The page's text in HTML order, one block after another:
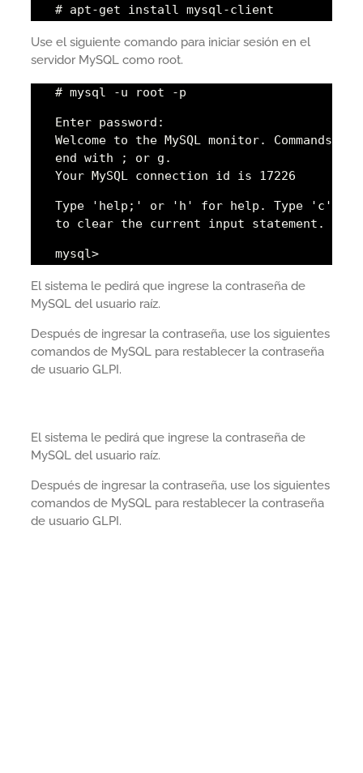
# apt-get install mysql-client
Use el siguiente comando para iniciar sesión en el
servidor MySQL como root.
# mysql -u root -p
Enter password:
Welcome to the MySQL monitor. Commands
end with ; or g.
Your MySQL connection id is 17226
Type 'help;' or 'h' for help. Type 'c'
to clear the current input statement.
mysql>
El sistema le pedirá que ingrese la contraseña de
MySQL del usuario raíz.
Después de ingresar la contraseña, use los siguientes
comandos de MySQL para restablecer la contraseña
de usuario GLPI.
El sistema le pedirá que ingrese la contraseña de
MySQL del usuario raíz.
Después de ingresar la contraseña, use los siguientes
comandos de MySQL para restablecer la contraseña
de usuario GLPI.